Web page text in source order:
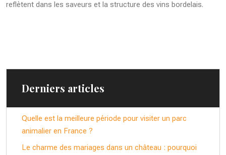
reflètent dans les saveurs et la structure des vins bordelais.
Derniers articles
Quelle est la meilleure période pour visiter un parc
animalier en France ?
Le charme des mariages dans un château : pourquoi